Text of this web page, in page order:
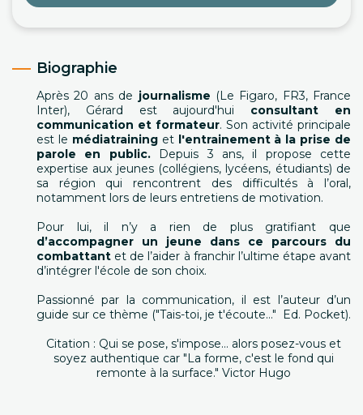
Biographie
Après 20 ans de journalisme (Le Figaro, FR3, France
Inter), Gérard est aujourd'hui consultant en
communication et formateur. Son activité principale
est le médiatraining et l'entrainement à la prise de
parole en public.Depuis 3 ans, il propose cette
expertise aux jeunes (collégiens, lycéens, étudiants) de
sa région qui rencontrent des difficultés à l’oral,
notamment lors de leurs entretiens de motivation.
Pour lui, il n’y a rien de plus gratifiant que
d’accompagner un jeune dans ce parcours du
combattant et de l’aider à franchir l’ultime étape avant
d’intégrer l'école de son choix.
Passionné par la communication, il est l’auteur d’un
guide sur ce thème ("Tais-toi, je t'écoute…" Ed. Pocket).
Citation : Qui se pose, s'impose… alors posez-vous et
soyez authentique car "La forme, c'est le fond qui
remonte à la surface." Victor Hugo